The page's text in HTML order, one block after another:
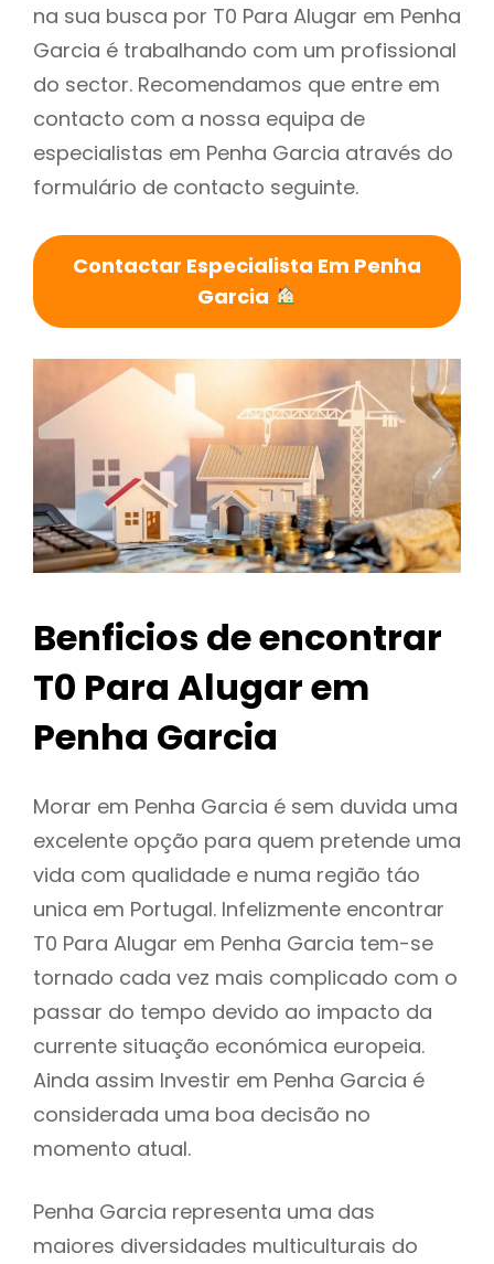
na sua busca por T0 Para Alugar em Penha
Garcia é trabalhando com um profissional
do sector. Recomendamos que entre em
contacto com a nossa equipa de
especialistas em Penha Garcia através do
formulário de contacto seguinte.
Contactar Especialista Em Penha
Garcia
Benficios de encontrar
T0 Para Alugar em
Penha Garcia
Morar em Penha Garcia é sem duvida uma
excelente opção para quem pretende uma
vida com qualidade e numa região táo
unica em Portugal. Infelizmente encontrar
T0 Para Alugar em Penha Garcia tem-se
tornado cada vez mais complicado com o
passar do tempo devido ao impacto da
currente situação económica europeia.
Ainda assim Investir em Penha Garcia é
considerada uma boa decisão no
momento atual.
Penha Garcia representa uma das
maiores diversidades multiculturais do